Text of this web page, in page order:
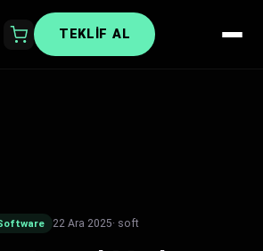
TEKLIF AL
22 Ara 2025· soft